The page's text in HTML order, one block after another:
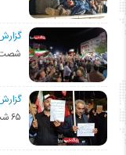
شصت
۶۵ شب از حماسه مهدیشهری ها گذشت